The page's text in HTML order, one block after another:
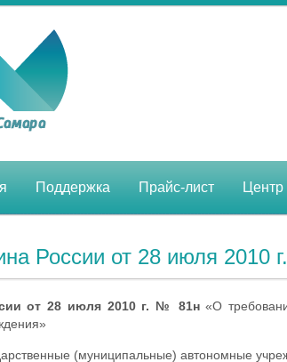
Поддержка Прайс-лист
России от 28 июля 2010
от 28 июля 2010 г. № 81н«О
(муниципальные) автономные